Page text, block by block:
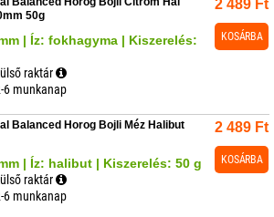
50g
| Íz: fokhagyma | Kiszerelés:
raktár
6 munkanap
2 489 Ft
KOSÁRBA
Balanced Horog Bojli Méz Halibut
| Íz: halibut | Kiszerelés: 50 g
raktár
6 munkanap
2 489 Ft
KOSÁRBA